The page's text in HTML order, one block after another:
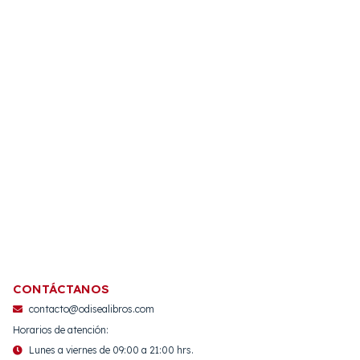
CONTÁCTANOS
contacto@odisealibros.com
Horarios de atención:
Lunes a viernes de 09:00 a 21:00 hrs.